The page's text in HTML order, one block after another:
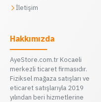
İletişim
Hakkımızda
AyeStore.com.tr Kocaeli
merkezli ticaret firmasıdır.
Fiziksel mağaza satışları ve
eticaret satışlarıyla 2019
yılından beri hizmetlerine